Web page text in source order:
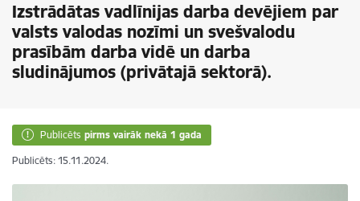
Izstrādātas vadlīnijas darba devējiem par
valsts valodas nozīmi un svešvalodu
prasībām darba vidē un darba
sludinājumos (privātajā sektorā).
Publicēts pirms vairāk nekā 1 gada
Publicēts: 15.11.2024.